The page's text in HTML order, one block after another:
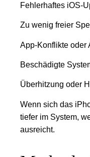
Fehlerhaftes iOS-
Zu wenig freier
App-Konflikte oder
Beschädigte
Überhitzung oder
Wenn sich das
tiefer im System,
ausreicht.